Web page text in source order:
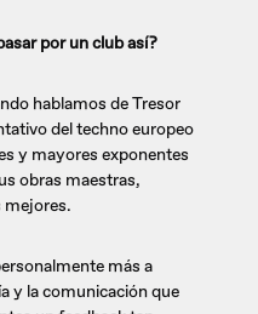
por un club así?
hablamos de Tresor
del techno europeo
y mayores exponentes
obras maestras,
mejores.
más a
y la comunicación que